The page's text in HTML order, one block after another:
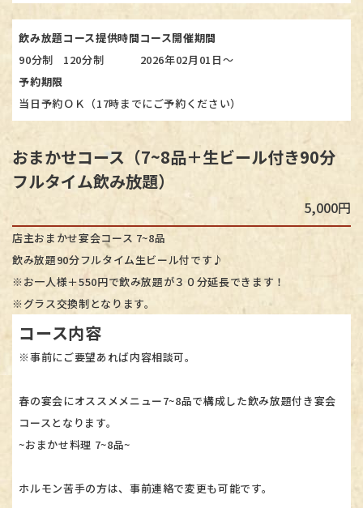
飲み放題
90分制
コース提供時間
120分制
コース開催期間
2026年02月01日～
予約期限
当日予約ＯＫ（17時までにご予約ください）
おまかせコース（7~8品＋生ビール付き90分
フルタイム飲み放題）
5,000円
店主おまかせ宴会コース 7~8品
飲み放題90分フルタイム生ビール付です♪
※お一人様＋550円で飲み放題が３０分延長できます！
※グラス交換制となります。
コース内容
※事前にご要望あれば内容相談可。
春の宴会にオススメメニュー7~8品で構成した飲み放題付き宴会
コースとなります。
~おまかせ料理 7~8品~
ホルモン苦手の方は、事前連絡で変更も可能です。